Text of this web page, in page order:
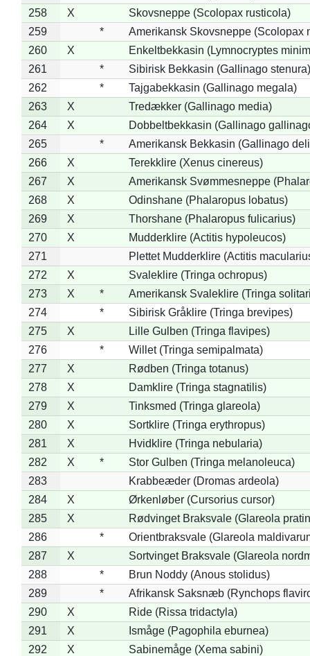
258
X
Skovsneppe (Scolopax rusticola)
259
*
Amerikansk Skovsneppe (Scolopax
260
X
Enkeltbekkasin (Lymnocryptes
261
*
Sibirisk Bekkasin (Gallinago stenura)
262
*
Tajgabekkasin (Gallinago megala)
263
X
Tredækker (Gallinago media)
264
X
Dobbeltbekkasin (Gallinago
265
*
Amerikansk Bekkasin (Gallinago
266
X
Terekklire (Xenus cinereus)
267
X
Amerikansk Svømmesneppe
268
X
Odinshane (Phalaropus lobatus)
269
X
Thorshane (Phalaropus fulicarius)
270
X
Mudderklire (Actitis hypoleucos)
271
Plettet Mudderklire (Actitis
272
X
Svaleklire (Tringa ochropus)
273
X *
Amerikansk Svaleklire (Tringa
274
*
Sibirisk Gråklire (Tringa brevipes)
275
X
Lille Gulben (Tringa flavipes)
276
*
Willet (Tringa semipalmata)
277
X
Rødben (Tringa totanus)
278
X
Damklire (Tringa stagnatilis)
279
X
Tinksmed (Tringa glareola)
280
X
Sortklire (Tringa erythropus)
281
X
Hvidklire (Tringa nebularia)
282
X *
Stor Gulben (Tringa melanoleuca)
283
Krabbeæder (Dromas ardeola)
284
X
Ørkenløber (Cursorius cursor)
285
X
Rødvinget Braksvale (Glareola
286
*
Orientbraksvale (Glareola
287
X
Sortvinget Braksvale (Glareola
288
*
Brun Noddy (Anous stolidus)
289
*
Afrikansk Saksnæb (Rynchops
290
X
Ride (Rissa tridactyla)
291
X
Ismåge (Pagophila eburnea)
292
X
Sabinemåge (Xema sabini)